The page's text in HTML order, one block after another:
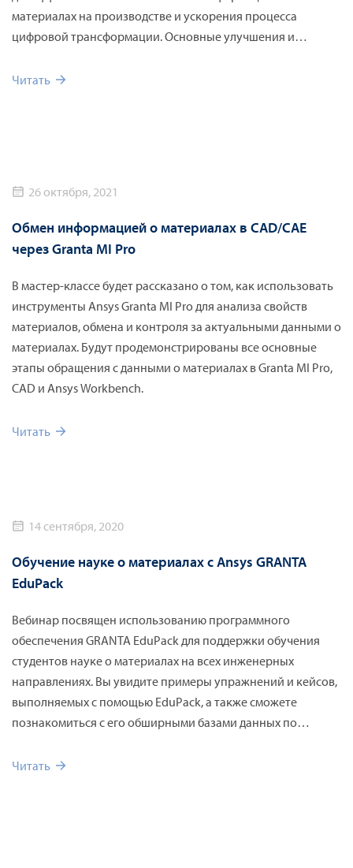
материалах на производстве и ускорения процесса
цифровой трансформации. Основные улучшения и
для рационального проектирования аккумуляторов для
обновленные данные о материалах для каждого продукта
Granta.
Читать
26 октября, 2021
Обмен информацией о материалах в CAD/CAE
через Granta MI Pro
В мастер-классе будет рассказано о том, как использовать
инструменты Ansys Granta MI Pro для анализа свойств
материалов, обмена и контроля за актуальными данными о
материалах. Будут продемонстрированы все основные
этапы обращения с данными о материалах в Granta MI Pro,
CAD и Ansys Workbench.
Читать
14 сентября, 2020
Обучение науке о материалах с Ansys GRANTA
EduPack
Вебинар посвящен использованию программного
обеспечения GRANTA EduPack для поддержки обучения
студентов науке о материалах на всех инженерных
направлениях. Вы увидите примеры упражнений и кейсов,
выполняемых с помощью EduPack, а также сможете
познакомиться с его обширными базами данных по
материалов. Будет рассказано про Ansys GRANTA Selector –
Читать